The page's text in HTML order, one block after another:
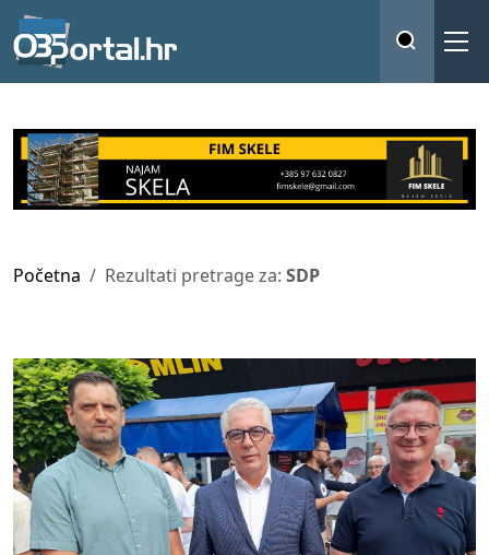
Početna Rezultati pretrage za: SDP